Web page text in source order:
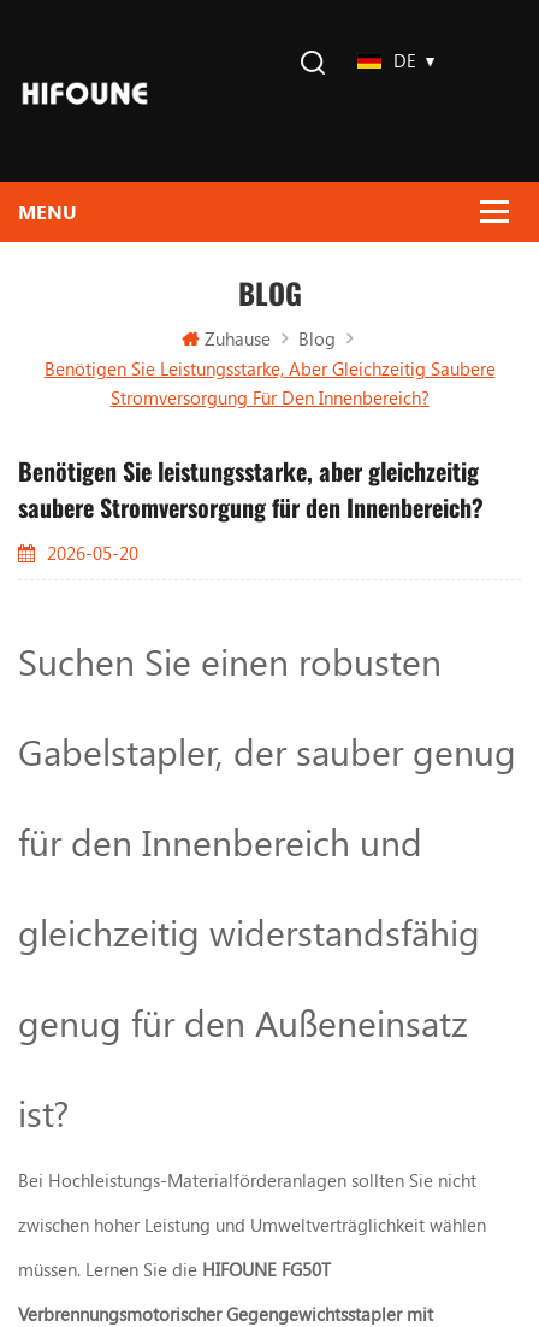
DE
BLOG
Zuhause
Blog
Benötigen Sie Leistungsstarke, Aber Gleichzeitig Saubere
Stromversorgung Für Den Innenbereich?
Benötigen Sie leistungsstarke, aber gleichzeitig
saubere Stromversorgung für den Innenbereich?
2026-05-20
Suchen Sie einen robusten
Gabelstapler, der sauber genug
für den Innenbereich und
gleichzeitig widerstandsfähig
genug für den Außeneinsatz
ist?
Bei Hochleistungs-Materialförderanlagen sollten Sie nicht
zwischen hoher Leistung und Umweltverträglichkeit wählen
müssen. Lernen Sie die HIFOUNE FG50T
Verbrennungsmotorischer Gegengewichtsstapler mit